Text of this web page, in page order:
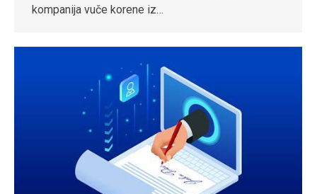
kompanija vuče korene iz…